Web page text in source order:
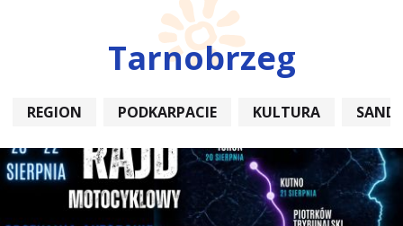
Tarnobrzeg
REGION PODKARPACIE KULTURA